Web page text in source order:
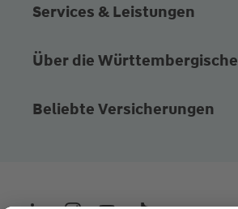
Services & Leistungen
Über die Württembergische
Beliebte Versicherungen